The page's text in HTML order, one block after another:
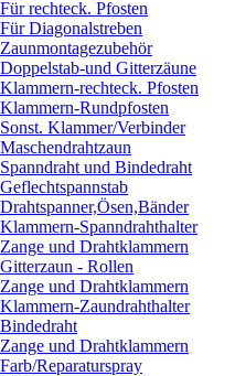
Für rechteck. Pfosten
Für Diagonalstreben
Zaunmontagezubehör
Doppelstab-und Gitterzäune
Klammern-rechteck. Pfosten
Klammern-Rundpfosten
Sonst. Klammer/Verbinder
Maschendrahtzaun
Spanndraht und Bindedraht
Geflechtspannstab
Drahtspanner,Ösen,Bänder
Klammern-Spanndrahthalter
Zange und Drahtklammern
Gitterzaun - Rollen
Zange und Drahtklammern
Klammern-Zaundrahthalter
Bindedraht
Zange und Drahtklammern
Farb/Reparaturspray